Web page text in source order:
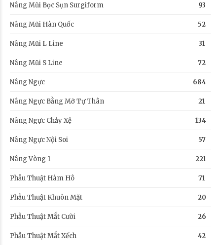
Nâng Mũi Bọc Sụn Surgiform 93
Nâng Mũi Hàn Quốc 52
Nâng Mũi L Line 31
Nâng Mũi S Line 72
Nâng Ngực 684
Nâng Ngực Bằng Mỡ Tự Thân 21
Nâng Ngực Chảy Xệ 134
Nâng Ngực Nội Soi 57
Nâng Vòng 1 221
Phẫu Thuật Hàm Hô 71
Phẫu Thuật Khuôn Mặt 20
Phẫu Thuật Mắt Cười 26
Phẫu Thuật Mắt Xếch 42